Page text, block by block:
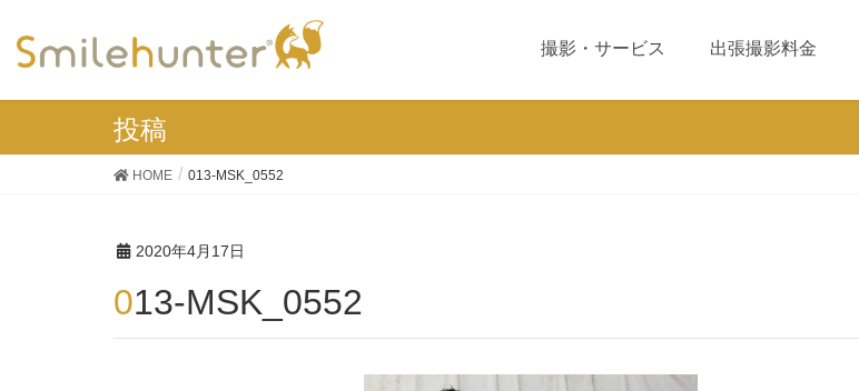
撮影・サービス 出張撮影料金
投稿
HOME 013-MSK_0552
2020年4月17日
013-MSK_0552